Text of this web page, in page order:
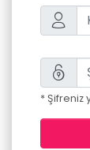
* Şifreniz